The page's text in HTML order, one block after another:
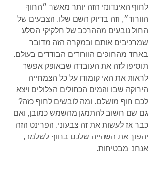
לחוף האינדונזי הזה יותר מאשר ״החוף
הוורוד״, וזה בדיוק השם שלו. הצבעים של
החול נובעים מההרכב של חלקיקי הסלע
שמרכיבים אותם ובמקרה הזה מדובר
באחד מהחופים הוורודים הבודדים בעולם.
תוסיפו לזה את העובדה שבאופק אפשר
לראות את האי קומודו על כל הצמחייה
הירוקה שבו והמים הכחולים הצלולים ויצא
לכם חוף מושלם. ומה לובשים לחוף כזה?
גם שם חשוב להתמגן מהשמש כמובן, ואם
כבר אז לעשות את זה צבעוני. הפרינט הזה
יהפוך את השהייה שלכם בחוף לשלמה,
אנחנו מבטיחות.